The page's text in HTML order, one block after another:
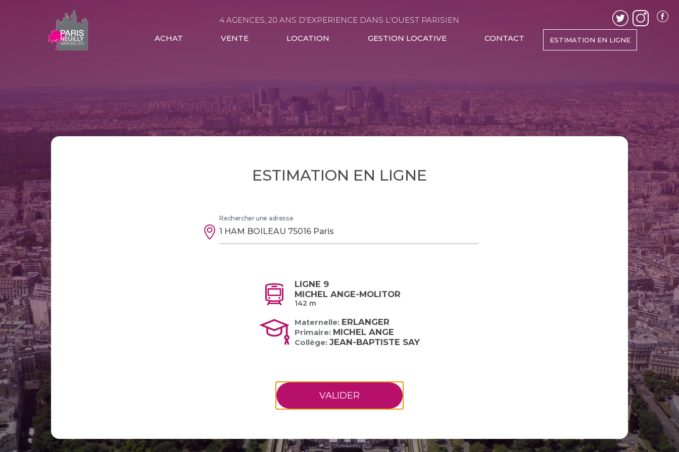
4 AGENCES, 20 ANS D'EXPERIENCE DANS L'OUEST PARISIEN
ACHAT
VENTE LOCATION GESTION LOCATIVE CONTACT ESTIMATION EN LIGNE
ESTIMATION EN LIGNE
Rechercher une adresse
LIGNE 9
MICHEL ANGE-MOLITOR
142 m
Maternelle: ERLANGER
Primaire: MICHEL ANGE
Collège: JEAN-BAPTISTE SAY
VALIDER